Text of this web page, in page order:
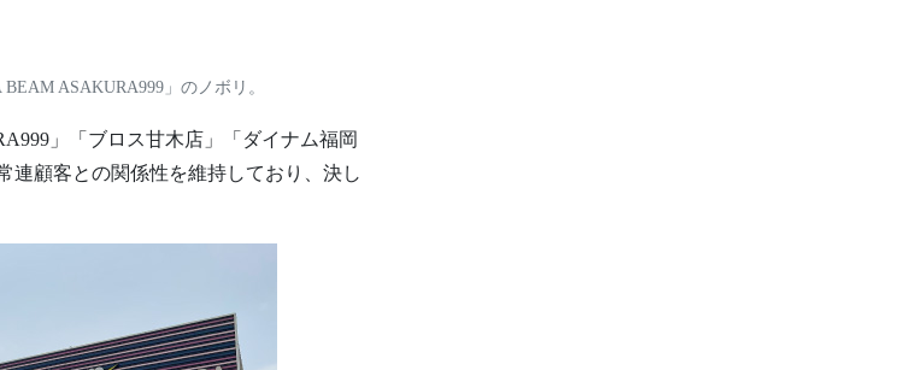
ASAKURA999」のノボリ。
」「ブロス甘木店」「ダイナム福岡
連顧客との関係性を維持しており、決し